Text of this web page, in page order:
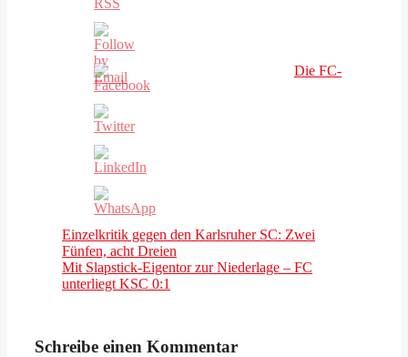
Die FC-
Einzelkritik gegen den Karlsruher SC: Zwei
Fünfen, acht Dreien
Mit Slapstick-Eigentor zur Niederlage – FC
unterliegt KSC 0:1
Schreibe einen Kommentar